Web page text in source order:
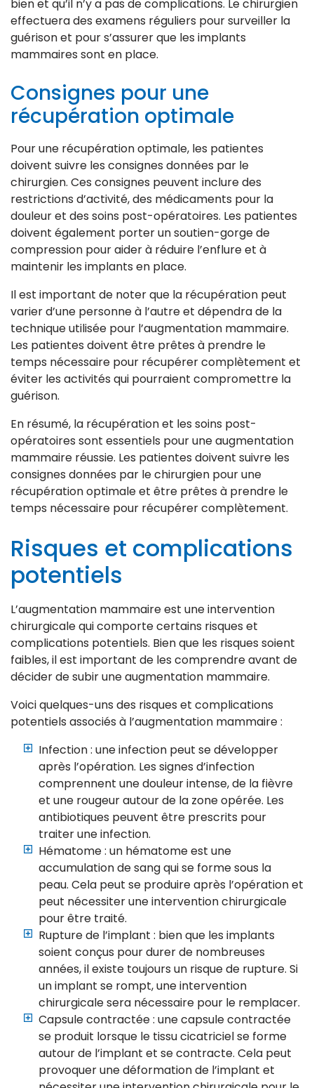
bien et qu’il n’y a pas de complications. Le chirurgien
effectuera des examens réguliers pour surveiller la
guérison et pour s’assurer que les implants
mammaires sont en place.
Consignes pour une
récupération optimale
Pour une récupération optimale, les patientes
doivent suivre les consignes données par le
chirurgien. Ces consignes peuvent inclure des
restrictions d’activité, des médicaments pour la
douleur et des soins post-opératoires. Les patientes
doivent également porter un soutien-gorge de
compression pour aider à réduire l’enflure et à
maintenir les implants en place.
Il est important de noter que la récupération peut
varier d’une personne à l’autre et dépendra de la
technique utilisée pour l’augmentation mammaire.
Les patientes doivent être prêtes à prendre le
temps nécessaire pour récupérer complètement et
éviter les activités qui pourraient compromettre la
guérison.
En résumé, la récupération et les soins post-
opératoires sont essentiels pour une augmentation
mammaire réussie. Les patientes doivent suivre les
consignes données par le chirurgien pour une
récupération optimale et être prêtes à prendre le
temps nécessaire pour récupérer complètement.
Risques et complications
potentiels
L’augmentation mammaire est une intervention
chirurgicale qui comporte certains risques et
complications potentiels. Bien que les risques soient
faibles, il est important de les comprendre avant de
décider de subir une augmentation mammaire.
Voici quelques-uns des risques et complications
potentiels associés à l’augmentation mammaire :
Infection : une infection peut se développer
après l’opération. Les signes d’infection
comprennent une douleur intense, de la fièvre
et une rougeur autour de la zone opérée. Les
antibiotiques peuvent être prescrits pour
traiter une infection.
Hématome : un hématome est une
accumulation de sang qui se forme sous la
peau. Cela peut se produire après l’opération et
peut nécessiter une intervention chirurgicale
pour être traité.
Rupture de l’implant : bien que les implants
soient conçus pour durer de nombreuses
années, il existe toujours un risque de rupture. Si
un implant se rompt, une intervention
chirurgicale sera nécessaire pour le remplacer.
Capsule contractée : une capsule contractée
se produit lorsque le tissu cicatriciel se forme
autour de l’implant et se contracte. Cela peut
provoquer une déformation de l’implant et